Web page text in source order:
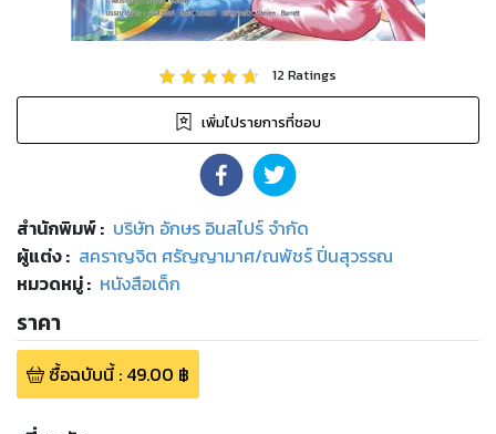
12Ratings
เพิ่มไปรายการที่ชอบ
สำนักพิมพ์: บริษัท อักษร อินสไปร์ จำกัด
ผู้แต่ง : สคราญจิต ศรัญญามาศ/ณพัชร์ ปิ่นสุวรรณ
หมวดหมู่: หนังสือเด็ก
ราคา
ซื้อฉบับนี้: 49.00 ฿